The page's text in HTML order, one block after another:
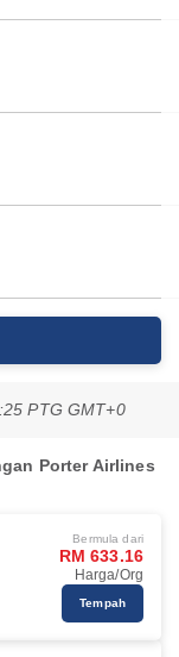
PTG GMT+0
Porter Airlines
Bermula dari
RM 633.16
Harga/Org
Tempah